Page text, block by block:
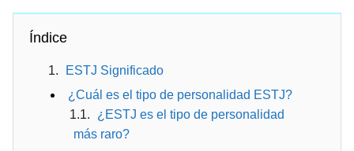
Índice
ESTJ Significado
¿Cuál es el tipo de personalidad ESTJ?
¿ESTJ es el tipo de personalidad
más raro?